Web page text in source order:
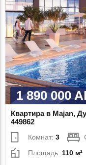
1 890 000
Квартира в Majan,
449862
Комнат:3
Площадь:110 м²